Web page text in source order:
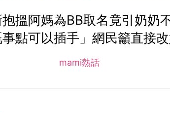
抱搵阿媽為BB取名竟引奶
點可以插手」網民籲直接
mami熱話